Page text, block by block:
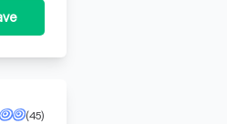
(45)